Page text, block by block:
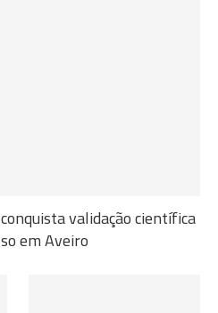
validação científica
em Aveiro